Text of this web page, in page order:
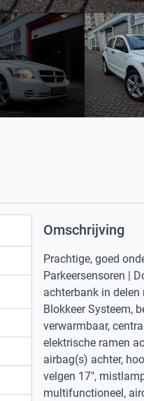
Omschrijving
Prachtige, goed
Parkeersensoren |
achterbank in delen
Blokkeer Systeem,
verwarmbaar,
elektrische ramen
airbag(s) achter,
velgen 17",
multifunctioneel,